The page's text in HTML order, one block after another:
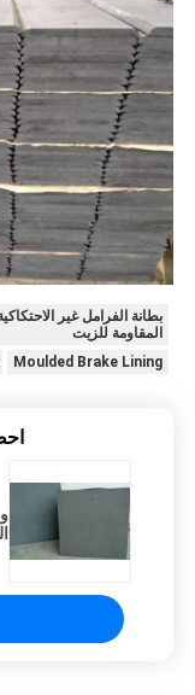
بطانة الفرامل غير
المقاومة للزيت
Moulded Brake Lining